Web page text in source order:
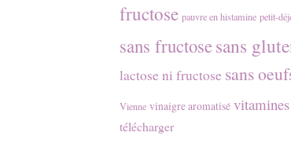
fructose pauvre en histamine petit-
sans fructosesans
lactose ni fructose sans
Vienne vinaigre aromatisé vitamines
télécharger